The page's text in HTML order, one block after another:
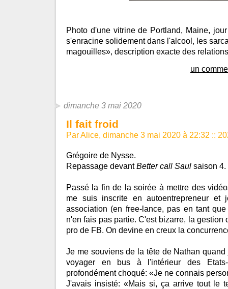
Photo d'une vitrine de Portland, Maine,
s'enracine solidement dans l'alcool, les
magouilles», description exacte des
un
dimanche 3 mai 2020
Il fait froid
Par Alice, dimanche 3 mai 2020 à 22:32 ::
Grégoire de Nysse.
Repassage devantBetter call Saul saison 4.
Passé la fin de la soirée à mettre des
me suis inscrite en autoentrepreneur et
association (en free-lance, pas en tant
n'en fais pas partie. C'est bizarre, la gestion
pro de FB. On devine en creux la
Je me souviens de la tête de Nathan
voyager en bus à l'intérieur des
profondément choqué: «Je ne connais
J'avais insisté: «Mais si, ça arrive tout le